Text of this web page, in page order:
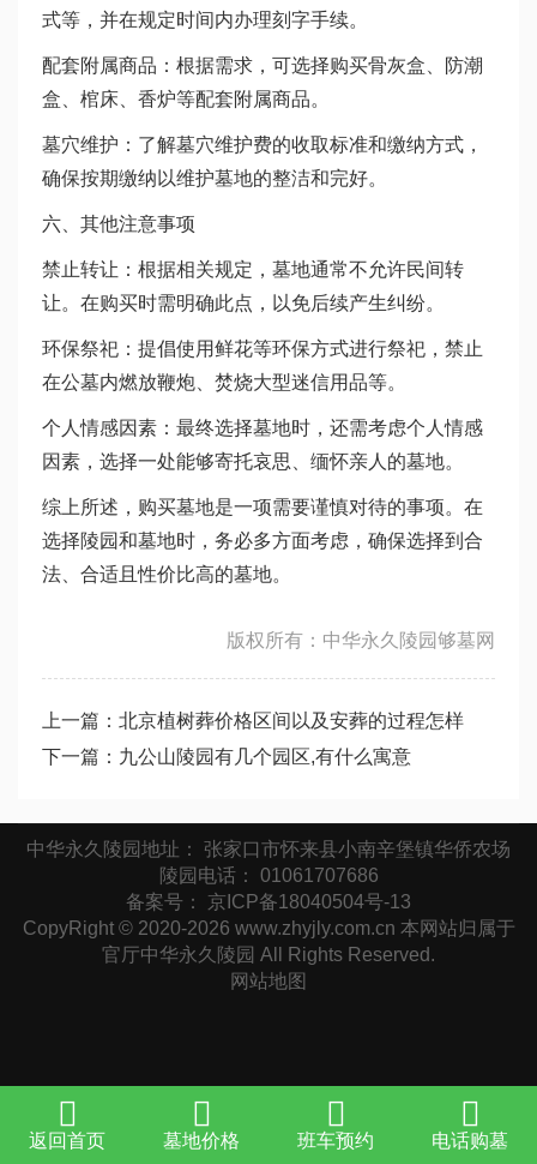
式等，并在规定时间内办理刻字手续。
配套附属商品：根据需求，可选择购买骨灰盒、防潮
盒、棺床、香炉等配套附属商品。
墓穴维护：了解墓穴维护费的收取标准和缴纳方式，
确保按期缴纳以维护墓地的整洁和完好。
六、其他注意事项
禁止转让：根据相关规定，墓地通常不允许民间转
让。在购买时需明确此点，以免后续产生纠纷。
环保祭祀：提倡使用鲜花等环保方式进行祭祀，禁止
在公墓内燃放鞭炮、焚烧大型迷信用品等。
个人情感因素：最终选择墓地时，还需考虑个人情感
因素，选择一处能够寄托哀思、缅怀亲人的墓地。
综上所述，购买墓地是一项需要谨慎对待的事项。在
选择陵园和墓地时，务必多方面考虑，确保选择到合
法、合适且性价比高的墓地。
版权所有：中华永久陵园够墓网
上一篇： 北京植树葬价格区间以及安葬的过程怎样
下一篇： 九公山陵园有几个园区,有什么寓意
中华永久陵园地址： 张家口市怀来县小南辛堡镇华侨农场
陵园电话： 01061707686
备案号： 京ICP备18040504号-13
CopyRight © 2020-2026 www.zhyjly.com.cn 本网站归属于
官厅中华永久陵园 All Rights Reserved.
网站地图
返回首页 墓地价格 班车预约 电话购墓